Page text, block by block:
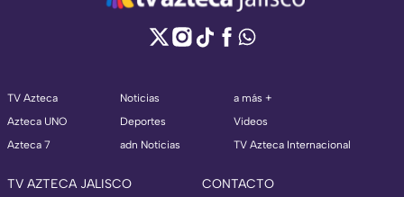
TV Azteca
Azteca UNO
Azteca 7
Noticias
Deportes
adn Noticias
a más +
Videos
TV Azteca Internacional
TV AZTECA JALISCO CONTACTO